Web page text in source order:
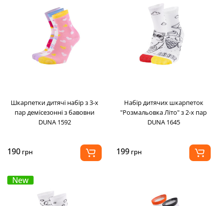
Шкарпетки дитячі набір з 3-х
пар демісезонні з бавовни
DUNA 1592
190 грн
Набір дитячих шкарпеток
"Розмальовка Літо" з 2-х пар
DUNA 1645
199 грн
New